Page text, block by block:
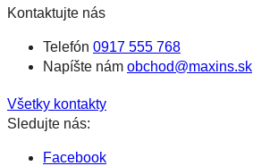
Kontaktujte nás
Telefón 0917 555 768
Napíšte nám obchod@maxins.sk
Všetky kontakty
Sledujte nás:
Facebook